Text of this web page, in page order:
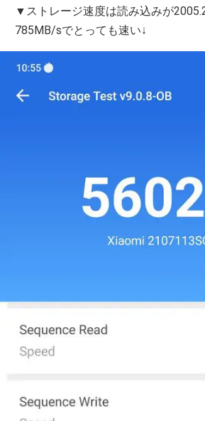
▼ストレージ速度は読み込みが
785MB/sでとっても速い↓